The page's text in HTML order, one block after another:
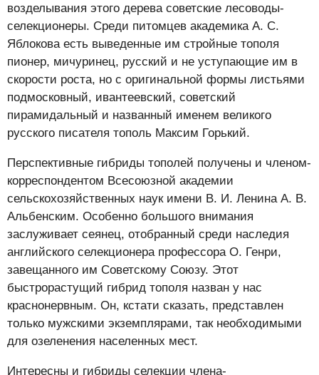
возделывания этого дерева советские лесоводы-
селекционеры. Среди питомцев академика А. С.
Яблокова есть выведенные им стройные тополя
пионер, мичуринец, русский и не уступающие им в
скорости роста, но с оригинальной формы листьями
подмосковный, ивантеевский, советский
пирамидальный и названный именем великого
русского писателя тополь Максим Горький.
Перспективные гибриды тополей получены и членом-
корреспондентом Всесоюзной академии
сельскохозяйственных наук имени В. И. Ленина А. В.
Альбенским. Особенно большого внимания
заслуживает сеянец, отобранный среди наследия
английского селекционера профессора О. Генри,
завещанного им Советскому Союзу. Этот
быстрорастущий гибрид тополя назван у нас
краснонервным. Он, кстати сказать, представлен
только мужскими экземплярами, так необходимыми
для озеленения населенных мест.
Интересны и гибриды селекции члена-